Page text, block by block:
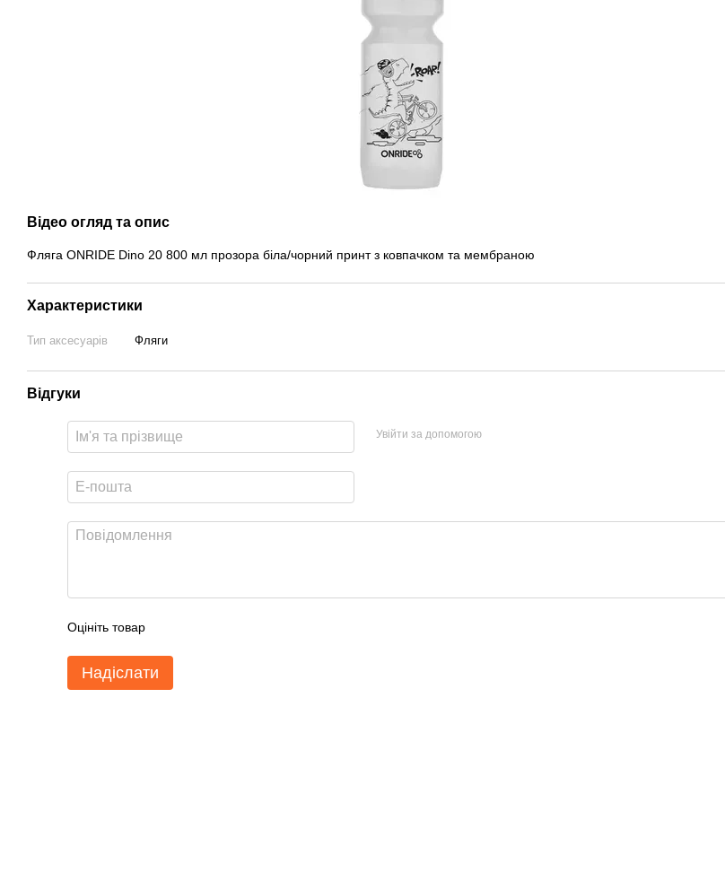
Відео огляд та опис
Фляга ONRIDE Dino 20 800 мл прозора біла/чорний принт з ковпачком та мембраною
Характеристики
Тип аксесуарів Фляги
Відгуки
Увійти за допомогою
Оцініть товар
Надіслати